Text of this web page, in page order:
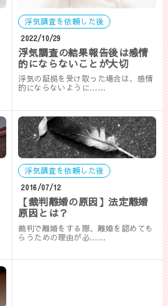
浮気調査を依頼した後
2022/10/29
浮気調査の結果報告後は感情
的にならないことが大切
浮気の証拠を受け取った場合は、感情
的にならないように……
浮気調査を依頼した後
2016/07/12
【裁判離婚の原因】法定離婚
原因とは？
裁判で離婚をする際、離婚を認めても
らうための理由が必……